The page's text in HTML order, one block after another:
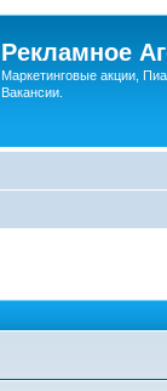
Рекламное
Маркетинговые акции,
Вакансии.